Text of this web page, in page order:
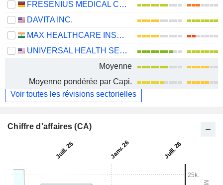
FRESENIUS MEDICAL CARE AG
DAVITA INC.
MAX HEALTHCARE INSTITUTE LIMITED
UNIVERSAL HEALTH SERVICES, INC.
Moyenne
Moyenne pondérée par Capi.
Voir toutes les révisions sectorielles
Chiffre d'affaires (CA)